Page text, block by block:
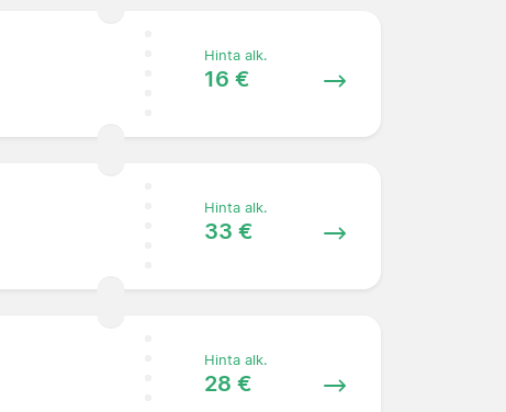
Hinta alk.
16 €
Hinta alk.
33 €
Hinta alk.
28 €